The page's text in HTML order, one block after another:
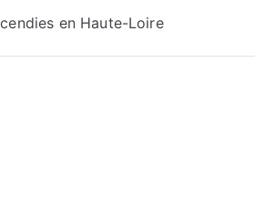
en Haute-Loire